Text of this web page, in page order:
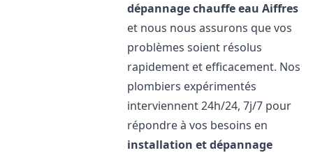
dépannage chauffe eau Aiffres
et nous nous assurons que vos
problèmes soient résolus
rapidement et efficacement. Nos
plombiers expérimentés
interviennent 24h/24, 7j/7 pour
répondre à vos besoins en
installation et dépannage